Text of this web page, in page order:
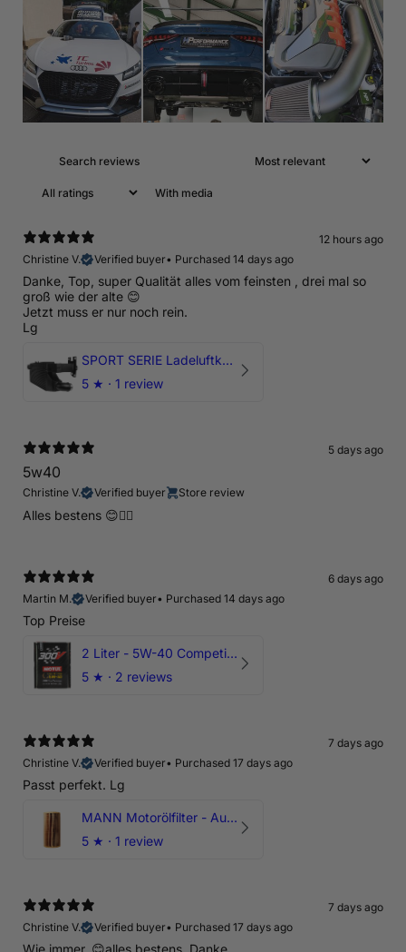
With media
12 hours ago
Christine V.
Verified buyer• Purchased 14 days ago
Danke, Top, super Qualität alles vom feinsten , drei mal so
groß wie der alte 😊
Jetzt muss er nur noch rein.
Lg
SPORT SERIE Ladeluftkühler mit TÜV für Audi RSQ3 F3 ab 2019 - DNWA
5 ★ · 1 review
5 days ago
5w40
Christine V. Verified buyer Store review
Alles bestens 😊👍🏻
6 days ago
Martin M.
Verified buyer• Purchased 14 days ago
Top Preise
2 Liter - 5W-40 Competition 300V Motul Motoröl
5 ★ · 2 reviews
7 days ago
Christine V.
Verified buyer• Purchased 17 days ago
Passt perfekt. Lg
MANN Motorölfilter - Audi RS3 TTRS RSQ3 VZ5 - DAZ DNW
5 ★ · 1 review
7 days ago
Christine V.
Verified buyer• Purchased 17 days ago